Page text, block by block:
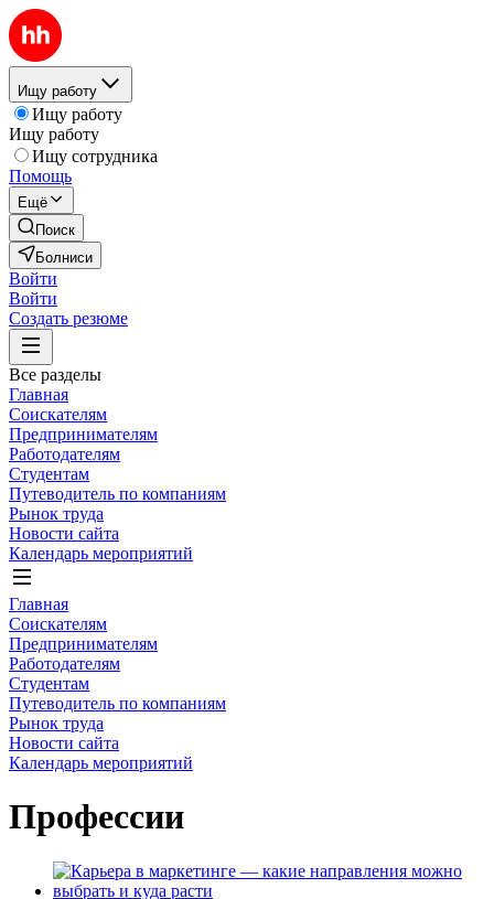
Ищу работу
Ищу работу
Ищу работу
Ищу сотрудника
Помощь
Ещё
Поиск
Болниси
Войти
Войти
Создать резюме
Все разделы
Главная
Соискателям
Предпринимателям
Работодателям
Студентам
Путеводитель по компаниям
Рынок труда
Новости сайта
Календарь мероприятий
Главная
Соискателям
Предпринимателям
Работодателям
Студентам
Путеводитель по компаниям
Рынок труда
Новости сайта
Календарь мероприятий
Профессии